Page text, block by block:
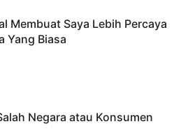
Membuat Saya Lebih Percaya
Yang Biasa
Negara atau Konsumen